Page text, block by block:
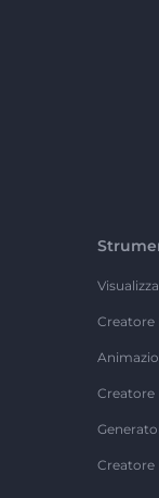
Creatore
Creatore
Creatore